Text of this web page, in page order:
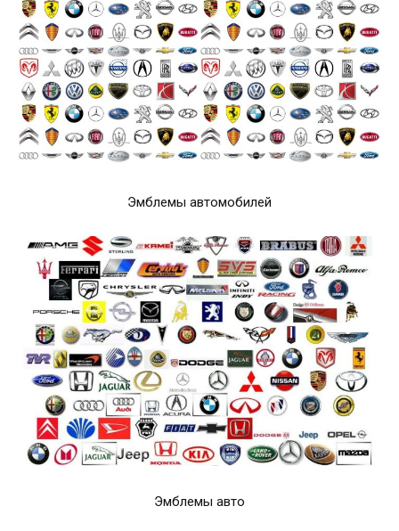
Эмблемы автомобилей
Эмблемы авто